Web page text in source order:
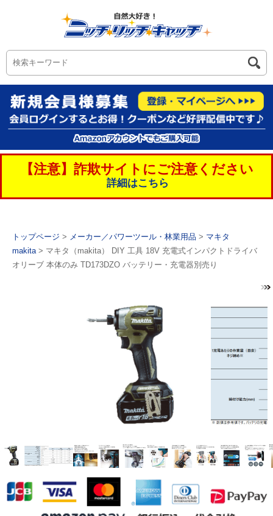
【注意】詐欺サイトにご注意ください
詳細はこちら
トップページ > メーカー／パワーツール・林業用品 > マキタ
makita> マキタ（makita） DIY 工具 18V 充電式インパクトドライバ
オリーブ 本体のみ TD173DZO バッテリー・充電器別売り